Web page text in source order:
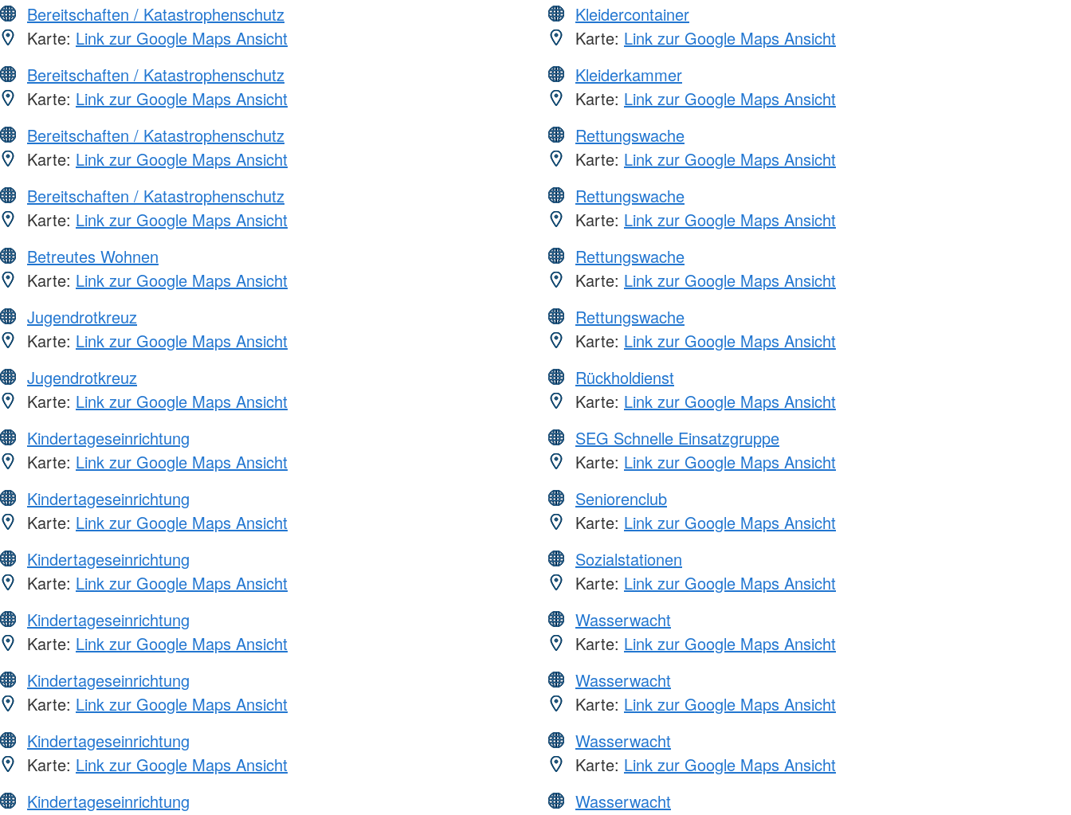
Bereitschaften / Katastrophenschutz
Karte: Link zur Google Maps Ansicht
Bereitschaften / Katastrophenschutz
Karte: Link zur Google Maps Ansicht
Bereitschaften / Katastrophenschutz
Karte: Link zur Google Maps Ansicht
Bereitschaften / Katastrophenschutz
Karte: Link zur Google Maps Ansicht
Betreutes Wohnen
Karte: Link zur Google Maps Ansicht
Jugendrotkreuz
Karte: Link zur Google Maps Ansicht
Jugendrotkreuz
Karte: Link zur Google Maps Ansicht
Kindertageseinrichtung
Karte: Link zur Google Maps Ansicht
Kindertageseinrichtung
Karte: Link zur Google Maps Ansicht
Kindertageseinrichtung
Karte: Link zur Google Maps Ansicht
Kindertageseinrichtung
Karte: Link zur Google Maps Ansicht
Kindertageseinrichtung
Karte: Link zur Google Maps Ansicht
Kindertageseinrichtung
Karte: Link zur Google Maps Ansicht
Kindertageseinrichtung
Kleidercontainer
Karte: Link zur Google Maps Ansicht
Kleiderkammer
Karte: Link zur Google Maps Ansicht
Rettungswache
Karte: Link zur Google Maps Ansicht
Rettungswache
Karte: Link zur Google Maps Ansicht
Rettungswache
Karte: Link zur Google Maps Ansicht
Rettungswache
Karte: Link zur Google Maps Ansicht
Rückholdienst
Karte: Link zur Google Maps Ansicht
SEG Schnelle Einsatzgruppe
Karte: Link zur Google Maps Ansicht
Seniorenclub
Karte: Link zur Google Maps Ansicht
Sozialstationen
Karte: Link zur Google Maps Ansicht
Wasserwacht
Karte: Link zur Google Maps Ansicht
Wasserwacht
Karte: Link zur Google Maps Ansicht
Wasserwacht
Karte: Link zur Google Maps Ansicht
Wasserwacht